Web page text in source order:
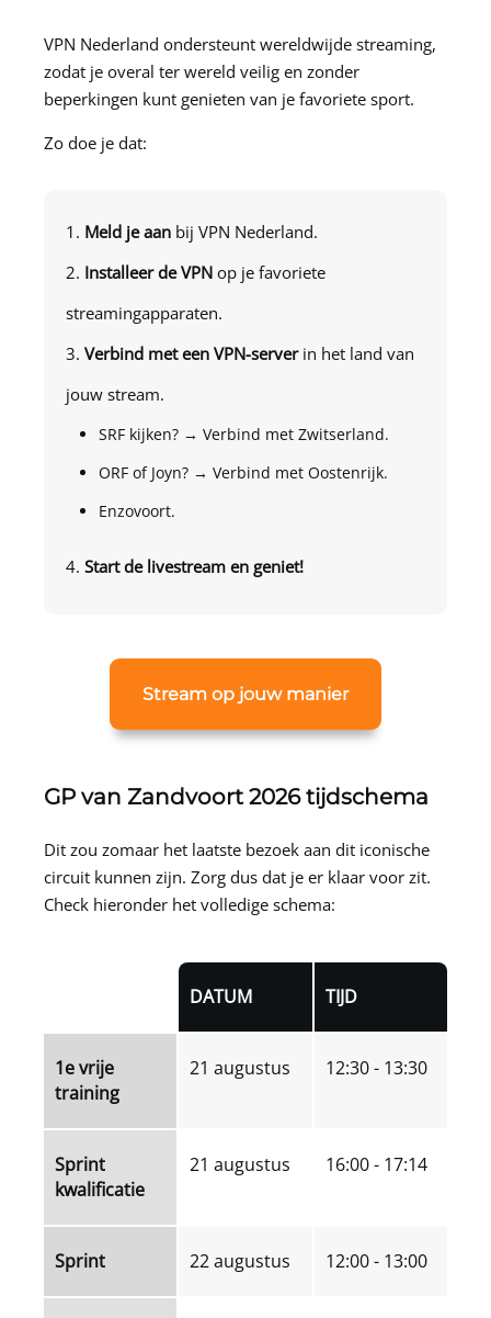
VPN Nederland ondersteunt wereldwijde streaming,
zodat je overal ter wereld veilig en zonder
beperkingen kunt genieten van je favoriete sport.
Zo doe je dat:
Meld je aan bij VPN Nederland.
Installeer de VPN op je favoriete
streamingapparaten.
Verbind met een VPN-serverin het land van
jouw stream.
SRF kijken? → Verbind met Zwitserland.
ORF of Joyn? → Verbind met Oostenrijk.
Enzovoort.
Start de livestream en geniet!
Stream op jouw manier
GP van Zandvoort 2026 tijdschema
Dit zou zomaar het laatste bezoek aan dit iconische
circuit kunnen zijn. Zorg dus dat je er klaar voor zit.
Check hieronder het volledige schema:
DATUM TIJD
1e vrije
training
21 augustus 12:30 - 13:30
Sprint
kwalificatie
21 augustus 16:00 - 17:14
Sprint 22 augustus 12:00 - 13:00